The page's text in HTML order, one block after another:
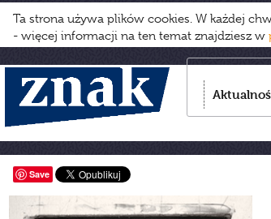
Ta strona używa plików cookies. W każdej
- więcej informacji na ten temat znajdziesz w
Save